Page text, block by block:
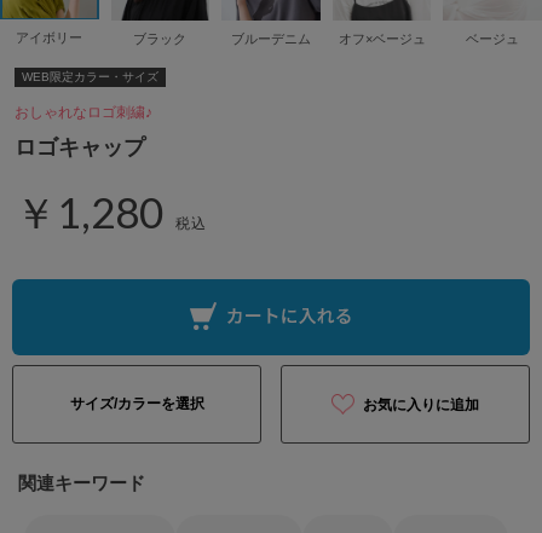
アイボリー ブラック ブルーデニム オフ×ベージュ ベージュ
WEB限定カラー・サイズ
おしゃれなロゴ刺繍♪
ロゴキャップ
￥1,280 税込
サイズ/カラーを選択 お気に入りに追加
関連キーワード